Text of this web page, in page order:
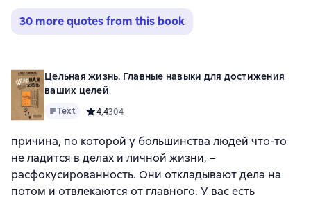
30 more quotes from this book
Цельная жизнь. Главные навыки для достижения
ваших целей
Text Средний рейтинг 4,4 на основе 304 оценок
4,4304
причина, по которой у большинства людей что-то
не ладится в делах и личной жизни, –
расфокусированность. Они откладывают дела на
потом и отвлекаются от главного. У вас есть